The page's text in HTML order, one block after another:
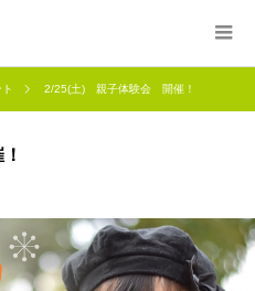
2/25(土) 親子体験会 開催！